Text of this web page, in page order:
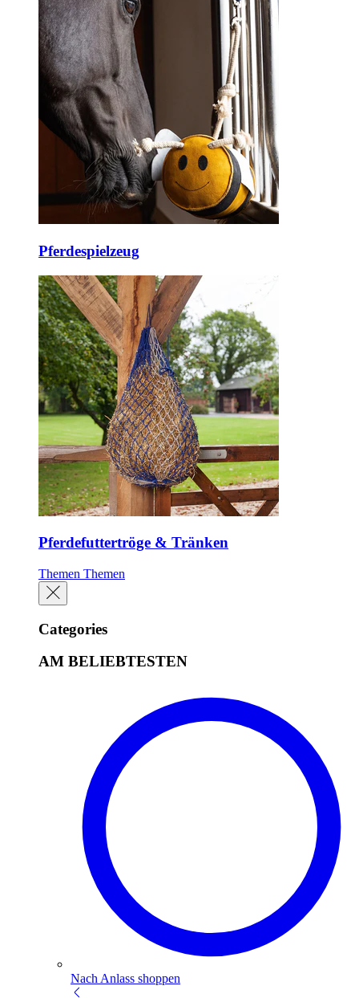
Pferdespielzeug
Pferdefuttertröge & Tränken
Themen Themen
Categories
AM BELIEBTESTEN
Nach Anlass shoppen